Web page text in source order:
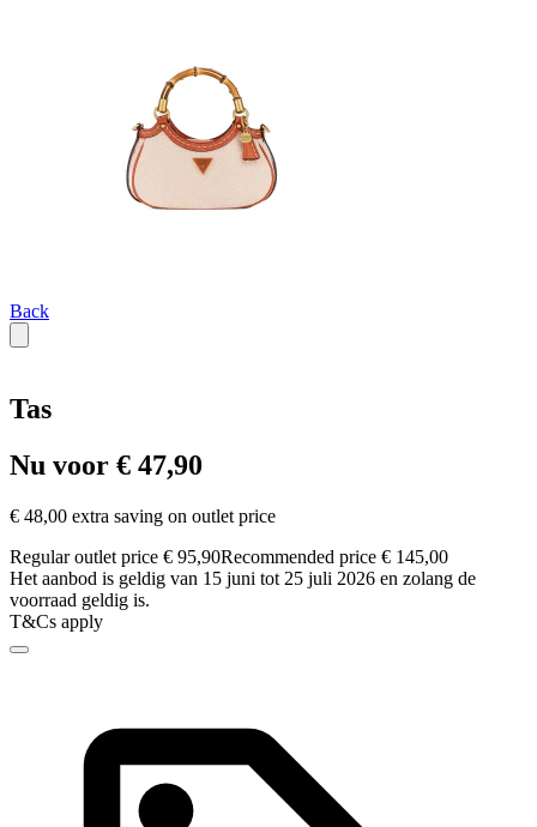
Back
Tas
Nu voor € 47,90
€ 48,00 extra saving on outlet price
Regular outlet price € 95,90Recommended price € 145,00
Het aanbod is geldig van 15 juni tot 25 juli 2026 en zolang de
voorraad geldig is.
T&Cs apply